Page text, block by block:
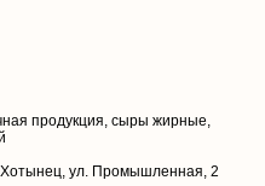
продукция, сыры жирные,
Хотынец, ул. Промышленная, 2